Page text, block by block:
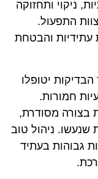
ניקוי ותחזוקה
התפעול.
עתידיות והבטחת
יטופלו
חמורות.
בצורה מסודרת,
שנעשו. ניהול טוב
גבוהות בעתיד